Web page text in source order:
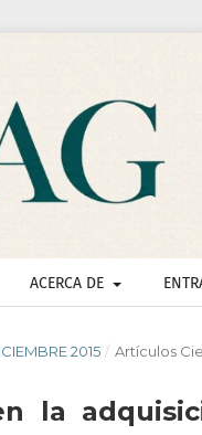
ACERCA DE
2015 / Artículos
la